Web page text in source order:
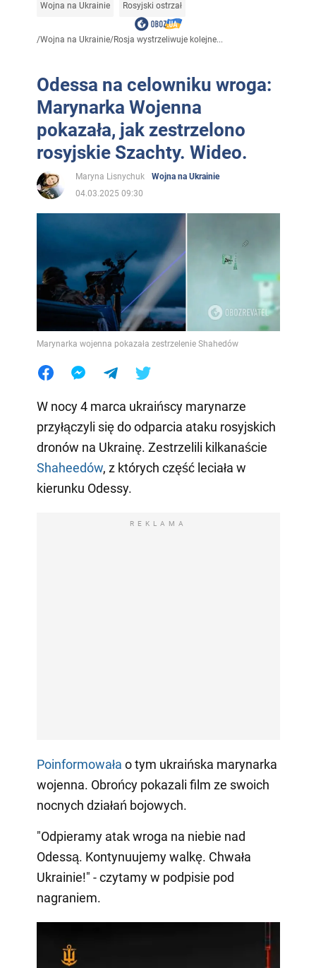
Wojna na Ukrainie Rosyjski ostrzał
/Wojna na Ukrainie/Rosja wystrzeliwuje kolejne...
Odessa na celowniku wroga:
Marynarka Wojenna
pokazała, jak zestrzelono
rosyjskie Szachty. Wideo.
Maryna Lisnychuk
Wojna na Ukrainie
04.03.2025 09:30
Marynarka wojenna pokazała zestrzelenie Shahedów
W nocy 4 marca ukraińscy marynarze
przyłączyli się do odparcia ataku rosyjskich
dronów na Ukrainę. Zestrzelili kilkanaście
Shaheedów, z których część leciała w
kierunku Odessy.
REKLAMA
Poinformowała o tym ukraińska marynarka
wojenna. Obrońcy pokazali film ze swoich
nocnych działań bojowych.
"Odpieramy atak wroga na niebie nad
Odessą. Kontynuujemy walkę. Chwała
Ukrainie!" - czytamy w podpisie pod
nagraniem.